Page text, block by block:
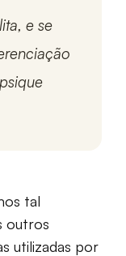
e se
tal
outros
utilizadas por